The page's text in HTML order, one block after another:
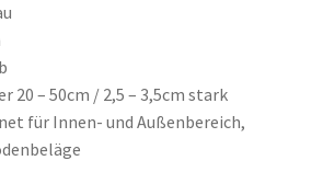
20 – 50cm / 2,5 – 3,5cm stark
für Innen- und Außenbereich,